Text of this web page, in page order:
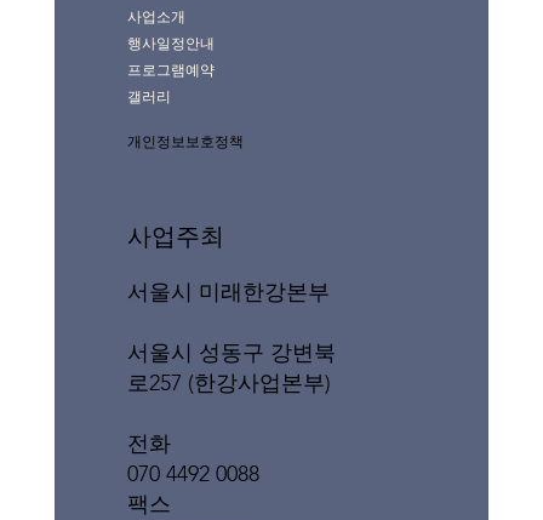
사업소개
행사일정안내
프로그램예약
갤러리
개인정보보호정책
사업주최
서울시 미래한강본부
서울시 성동구 강변북
로257 (한강사업본부)
전화
070 4492 0088
팩스